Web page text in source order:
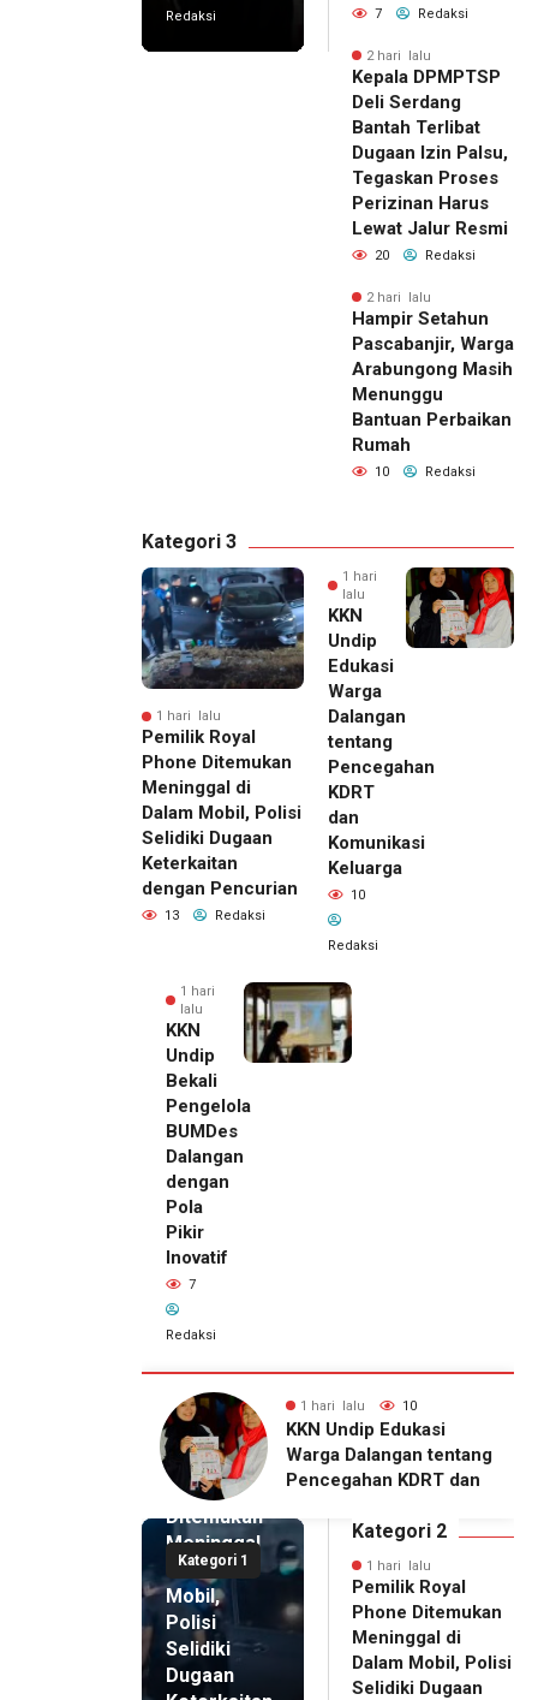
Redaksi
7 Redaksi
2 hari lalu
Kepala DPMPTSP
Deli Serdang
Bantah Terlibat
Dugaan Izin Palsu,
Tegaskan Proses
Perizinan Harus
Lewat Jalur Resmi
20 Redaksi
2 hari lalu
Hampir Setahun
Pascabanjir, Warga
Arabungong Masih
Menunggu
Bantuan Perbaikan
Rumah
10 Redaksi
Kategori 3
1 hari lalu
Pemilik Royal
Phone Ditemukan
Meninggal di
Dalam Mobil, Polisi
Selidiki Dugaan
Keterkaitan
dengan Pencurian
13 Redaksi
1 hari
lalu
KKN
Undip
Edukasi
Warga
Dalangan
tentang
Pencegahan
KDRT
dan
Komunikasi
Keluarga
10
Redaksi
1 hari
lalu
KKN
Undip
Bekali
Pengelola
BUMDes
Dalangan
dengan
Pola
Pikir
Inovatif
7
Redaksi
1 hari lalu 7
KKN Undip Bekali
Pengelola BUMDes
Dalangan dengan Pola
Kategori 1
1 hari lalu
Pemilik
Royal
Phone
Ditemukan
Meninggal
di Dalam
Mobil,
Polisi
Selidiki
Dugaan
Kategori 2
1 hari lalu
Pemilik Royal
Phone Ditemukan
Meninggal di
Dalam Mobil, Polisi
Selidiki Dugaan